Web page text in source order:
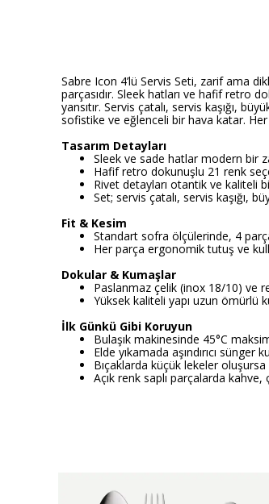
Sabre Icon 4’lü Servis Seti, zarif ama
parçasıdır. Sleek hatları ve hafif retro
yansıtır. Servis çatalı, servis kaşığı,
sofistike ve eğlenceli bir hava katar. Her
Tasarım Detayları
Sleek ve sade hatlar modern bir
Hafif retro dokunuşlu 21 renk
Rivet detayları otantik ve kaliteli
Set; servis çatalı, servis kaşığı,
Fit & Kesim
Standart sofra ölçülerinde, 4
Her parça ergonomik tutuş ve
Dokular & Kumaşlar
Paslanmaz çelik (inox 18/10) ve
Yüksek kaliteli yapı uzun ömürlü
İlk Günkü Gibi Koruyun
Bulaşık makinesinde 45°C
Elde yıkamada aşındırıcı sünger
Bıçaklarda küçük lekeler
Açık renk saplı parçalarda